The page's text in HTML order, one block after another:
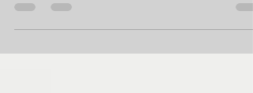
Dans notre quotidien, le stress et les...